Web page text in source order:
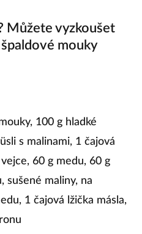
Můžete vyzkoušet
mouky
100 g hladké
s malinami, 1 čajová
60 g medu, 60 g
sušené maliny, na
1 čajová lžička másla,